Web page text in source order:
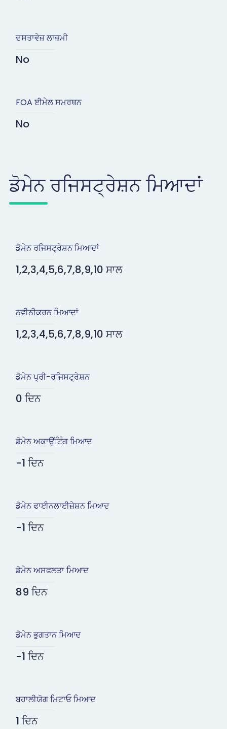
ਦਸਤਾਵੇਜ਼ ਲਾਜ਼ਮੀ
No
FOA ਈਮੇਲ ਸਮਰਥਨ
No
ਡੋਮੇਨ ਰਜਿਸਟ੍ਰੇਸ਼ਨ ਮਿਆਦਾਂ
ਡੋਮੇਨ ਰਜਿਸਟ੍ਰੇਸ਼ਨ ਮਿਆਦਾਂ
1,2,3,4,5,6,7,8,9,10 ਸਾਲ
ਨਵੀਨੀਕਰਨ ਮਿਆਦਾਂ
1,2,3,4,5,6,7,8,9,10 ਸਾਲ
ਡੋਮੇਨ ਪ੍ਰੀ-ਰਜਿਸਟ੍ਰੇਸ਼ਨ
0 ਦਿਨ
ਡੋਮੇਨ ਅਕਾਉਂਟਿੰਗ ਮਿਆਦ
-1 ਦਿਨ
ਡੋਮੇਨ ਫਾਈਨਲਾਈਜ਼ੇਸ਼ਨ ਮਿਆਦ
-1 ਦਿਨ
ਡੋਮੇਨ ਅਸਫਲਤਾ ਮਿਆਦ
89 ਦਿਨ
ਡੋਮੇਨ ਭੁਗਤਾਨ ਮਿਆਦ
-1 ਦਿਨ
ਬਹਾਲੀਯੋਗ ਮਿਟਾਓ ਮਿਆਦ
1 ਦਿਨ